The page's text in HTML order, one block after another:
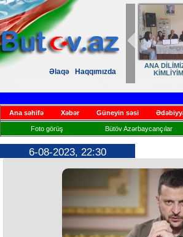
Əlaqə Haqqımızda
ANA
Ana səhifə Xəbər Güneyin səsi
Foto görüş Bütöv Azərbaycançılar
6-08-2023, 22:30